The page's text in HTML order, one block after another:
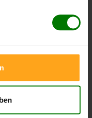
und Holzpellets
Datum zeigt, wann
Tiefststand